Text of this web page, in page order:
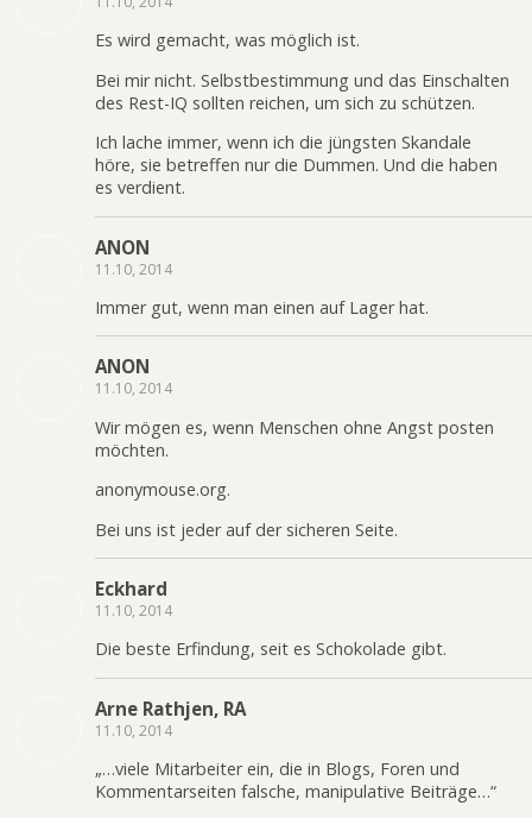
Es wird gemacht, was möglich ist.
Bei mir nicht. Selbstbestimmung und das Einschalten
des Rest-IQ sollten reichen, um sich zu schützen.
Ich lache immer, wenn ich die jüngsten Skandale
höre, sie betreffen nur die Dummen. Und die haben
es verdient.
ANON
11.10, 2014
Immer gut, wenn man einen auf Lager hat.
ANON
11.10, 2014
Wir mögen es, wenn Menschen ohne Angst posten
möchten.
anonymouse.org.
Bei uns ist jeder auf der sicheren Seite.
Eckhard
11.10, 2014
Die beste Erfindung, seit es Schokolade gibt.
Arne Rathjen, RA
11.10, 2014
„…viele Mitarbeiter ein, die in Blogs, Foren und
Kommentarseiten falsche, manipulative Beiträge…“